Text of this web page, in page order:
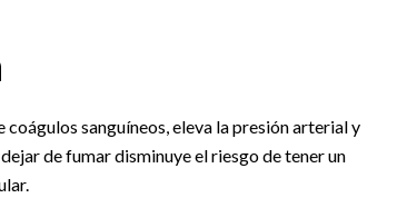
sanguíneos, eleva la presión arterial y
de fumar disminuye el riesgo de tener un